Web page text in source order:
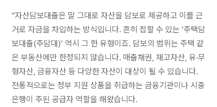
“자산담보대출은 말 그대로 자산을 담보로 제공하고 이를 근
거로 자금을 차입하는 방식입니다. 흔히 접할 수 있는 ‘주택담
보대출(주담대)’ 역시 그 한 유형이죠. 담보의 범위는 주택 같
은 부동산에만 한정되지 않습니다. 매출채권, 재고자산, 유·무
형자산, 금융자산 등 다양한 자산이 대상이 될 수 있습니다.
전통적으로는 정부 지원 상품을 취급하는 금융기관이나 시중
은행이 주된 공급자 역할을 해왔습니다.